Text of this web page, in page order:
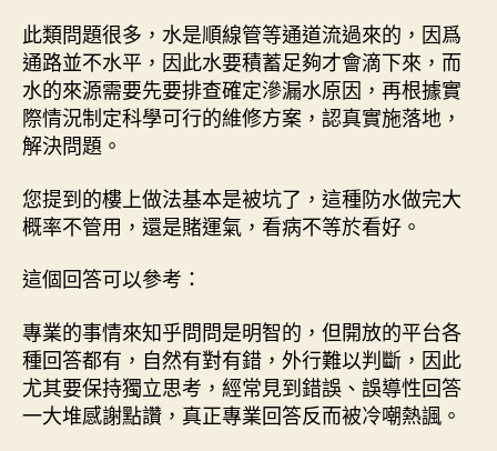
此類問題很多，水是順線管等通道流過來的，因爲
通路並不水平，因此水要積蓄足夠才會滴下來，而
水的來源需要先要排查確定滲漏水原因，再根據實
際情況制定科學可行的維修方案，認真實施落地，
解決問題。
您提到的樓上做法基本是被坑了，這種防水做完大
概率不管用，還是賭運氣，看病不等於看好。
這個回答可以參考：
專業的事情來知乎問問是明智的，但開放的平台各
種回答都有，自然有對有錯，外行難以判斷，因此
尤其要保持獨立思考，經常見到錯誤、誤導性回答
一大堆感謝點讚，真正專業回答反而被冷嘲熱諷。